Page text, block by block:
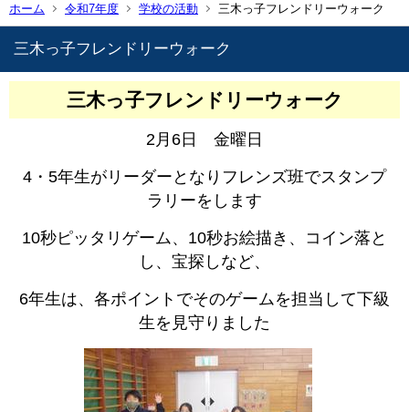
ホーム 令和7年度 学校の活動 三木っ子フレンドリーウォーク
三木っ子フレンドリーウォーク
三木っ子フレンドリーウォーク
2月6日 金曜日
4・5年生がリーダーとなりフレンズ班でスタンプ
ラリーをします
10秒ピッタリゲーム、10秒お絵描き、コイン落と
し、宝探しなど、
6年生は、各ポイントでそのゲームを担当して下級
生を見守りました